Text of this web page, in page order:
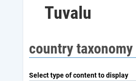
Tuvalu
country
Select type of content to display